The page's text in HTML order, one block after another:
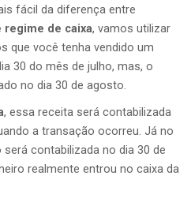
fácil da diferença entre
regime de caixa, vamos utilizar
que você tenha vendido um
30 do mês de julho, mas, o
no dia 30 de agosto.
, essa receita será contabilizada
a transação ocorreu. Já no
será contabilizada no dia 30 de
realmente entrou no caixa da